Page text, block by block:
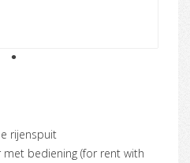
1
rijenspuit
met bediening (for rent with